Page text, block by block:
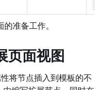
准备工作。
页面视图
性将节点插入到模板的不